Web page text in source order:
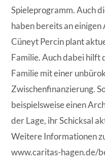
Spieleprogramm. Auch
haben bereits an
Cüneyt Percin plant
Familie. Auch dabei
Familie mit einer
Zwischenfinanzierung.
beispielsweise einen
der Lage, ihr Schicksal
Weitere Informationen
www.caritas-hagen.de/